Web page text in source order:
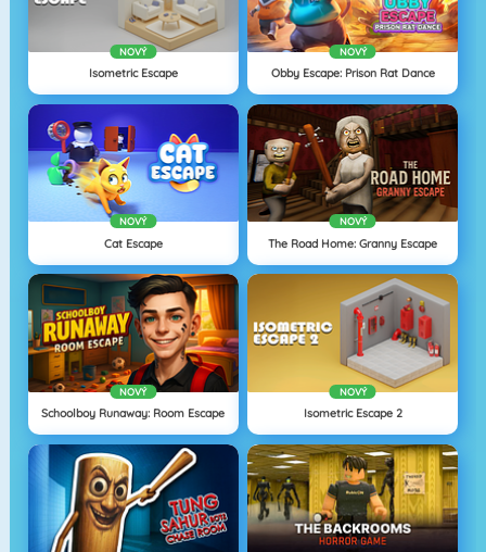
NOVÝ
Isometric Escape
NOVÝ
Obby Escape: Prison Rat Dance
NOVÝ
Cat Escape
NOVÝ
The Road Home: Granny Escape
NOVÝ
Schoolboy Runaway: Room Escape
NOVÝ
Isometric Escape 2